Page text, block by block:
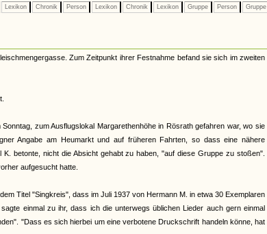
Lexikon Chronik Person Lexikon Chronik Lexikon Gruppe Person Gruppe
Zum Zeitpunkt ihrer Festnahme befand sie sich im zweiten
zum Ausflugslokal Margarethenhöhe in Rösrath gefahren war, wo sie
Angabe am Heumarkt und auf früheren Fahrten, so dass eine nähere
betonte, nicht die Absicht gehabt zu haben, "auf diese Gruppe zu stoßen".
aufgesucht hatte.
Titel "Singkreis", dass im Juli 1937 von Hermann M. in etwa 30 Exemplaren
einmal zu ihr, dass ich die unterwegs üblichen Lieder auch gern einmal
"Dass es sich hierbei um eine verbotene Druckschrift handeln könne, hat